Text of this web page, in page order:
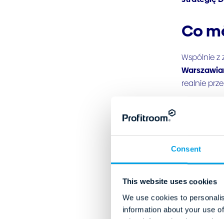
Consent
This website uses cookies
We use cookies to
information about your use
Co
Wspólnie
realnie
Nasze
zakupowe
Wniosek:
obniża